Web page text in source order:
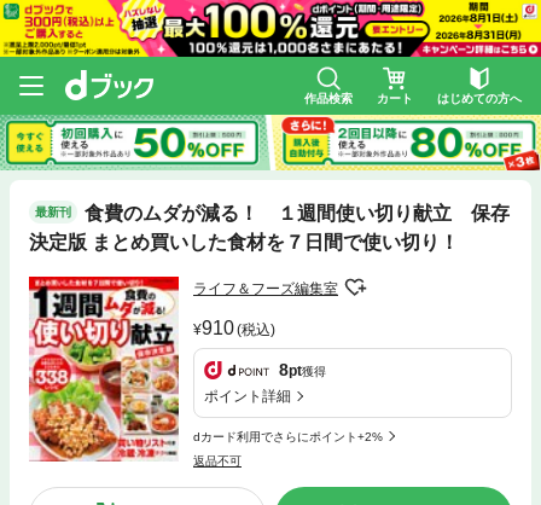
作品検索 カート はじめての方へ
最新刊
食費のムダが減る！ １週間使い切り献立 保存
決定版 まとめ買いした食材を７日間で使い切り！
ライフ＆フーズ編集室
910(税込)
8pt獲得
ポイント詳細
dカード利用でさらにポイント+2%
返品不可